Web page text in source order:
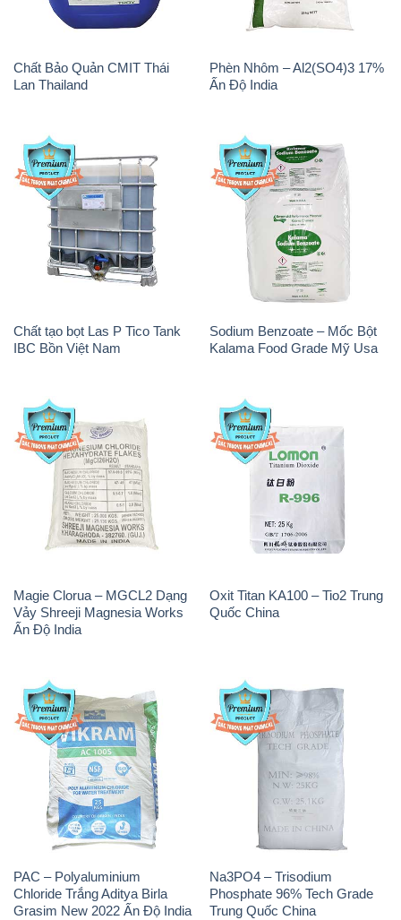
Chất Bảo Quản CMIT Thái
Lan Thailand
Phèn Nhôm – Al2(SO4)3 17%
Ấn Độ India
Chất tạo bọt Las P Tico Tank
IBC Bồn Việt Nam
Sodium Benzoate – Mốc Bột
Kalama Food Grade Mỹ Usa
Magie Clorua – MGCL2 Dạng
Vảy Shreeji Magnesia Works
Ấn Độ India
Oxit Titan KA100 – Tio2 Trung
Quốc China
PAC – Polyaluminium
Chloride Trắng Aditya Birla
Grasim New 2022 Ấn Độ India
Na3PO4 – Trisodium
Phosphate 96% Tech Grade
Trung Quốc China